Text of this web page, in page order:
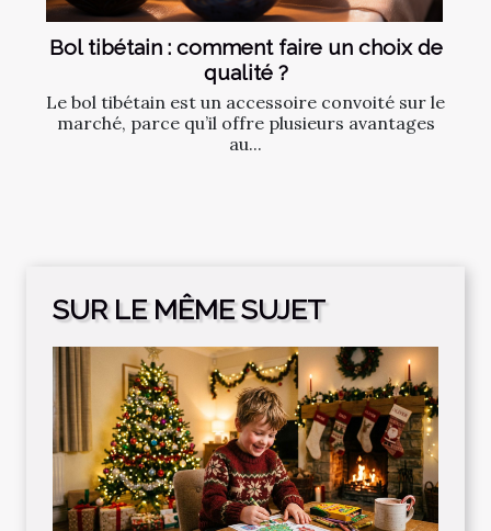
Bol tibétain : comment faire un choix de
qualité ?
Le bol tibétain est un accessoire convoité sur le
marché, parce qu’il offre plusieurs avantages
au...
SUR LE MÊME SUJET